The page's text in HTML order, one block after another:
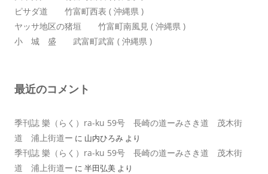
ピサダ道 竹富町西表 ( 沖縄県 )
ヤッサ地区の猪垣 竹富町南風見 ( 沖縄県 )
小 城 盛 武富町武富 ( 沖縄県 )
最近のコメント
季刊誌 樂（らく）ra-ku 59号 長崎の道ーみさき道 茂木街
道 浦上街道ー に 山内ひろみ より
季刊誌 樂（らく）ra-ku 59号 長崎の道ーみさき道 茂木街
道 浦上街道ー に 半田弘美 より